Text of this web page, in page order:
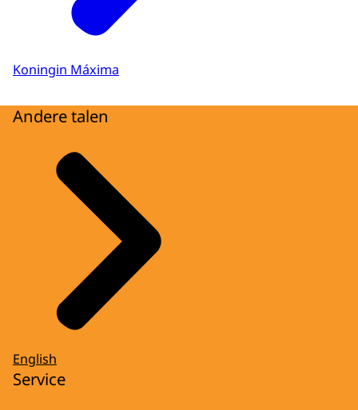
Koningin Máxima
Andere talen
English
Service